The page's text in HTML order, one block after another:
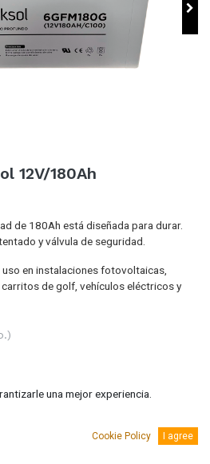
12V/180Ah
de 180Ah está diseñada para durar.
y válvula de seguridad.
en instalaciones fotovoltaicas,
de golf, vehículos eléctricos y
una mejor experiencia.
Cookie Policy I agree